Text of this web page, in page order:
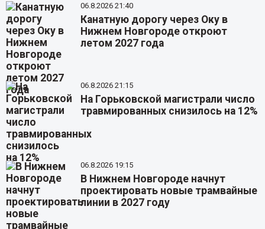
06.8.2026 21:40
Канатную дорогу через Оку в
Нижнем Новгороде откроют
летом 2027 года
06.8.2026 21:15
На Горьковской магистрали число
травмированных снизилось на 12%
06.8.2026 19:15
В Нижнем Новгороде начнут
проектировать новые трамвайные
линии в 2027 году